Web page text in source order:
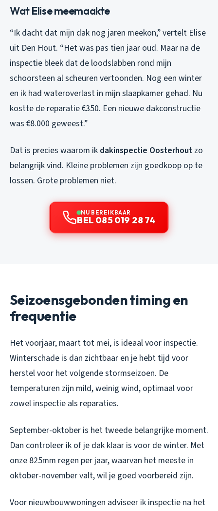
Wat Elise meemaakte
“Ik dacht dat mijn dak nog jaren meekon,” vertelt Elise
uit Den Hout. “Het was pas tien jaar oud. Maar na de
inspectie bleek dat de loodslabben rond mijn
schoorsteen al scheuren vertoonden. Nog een winter
en ik had wateroverlast in mijn slaapkamer gehad. Nu
kostte de reparatie €350. Een nieuwe dakconstructie
was €8.000 geweest.”
Dat is precies waarom ik dakinspectie Oosterhout zo
belangrijk vind. Kleine problemen zijn goedkoop op te
lossen. Grote problemen niet.
NU BEREIKBAAR
BEL 085 019 28 74
Seizoensgebonden timing en
frequentie
Het voorjaar, maart tot mei, is ideaal voor inspectie.
Winterschade is dan zichtbaar en je hebt tijd voor
herstel voor het volgende stormseizoen. De
temperaturen zijn mild, weinig wind, optimaal voor
zowel inspectie als reparaties.
September-oktober is het tweede belangrijke moment.
Dan controleer ik of je dak klaar is voor de winter. Met
onze 825mm regen per jaar, waarvan het meeste in
oktober-november valt, wil je goed voorbereid zijn.
Voor nieuwbouwwoningen adviseer ik inspectie na het